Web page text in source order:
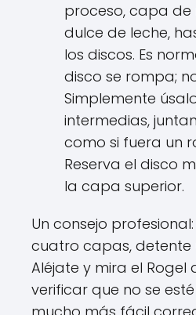
proceso, capa
dulce de leche,
los discos. Es
disco se rompa;
Simplemente
intermedias,
como si fuera un
Reserva el disco
la capa superior.
Un consejo
cuatro capas, detente
Aléjate y mira el Rogel
verificar que no se esté